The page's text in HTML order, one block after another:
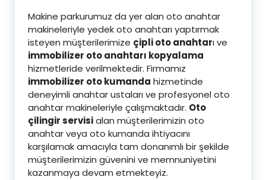
Makine parkurumuz da yer alan oto anahtar
makineleriyle yedek oto anahtarı yaptırmak
isteyen müşterilerimize çipli oto anahtarı ve
immobilizer oto anahtarı kopyalama
hizmetleride verilmektedir. Firmamız
immobilizer oto kumanda hizmetinde
deneyimli anahtar ustaları ve profesyonel oto
anahtar makineleriyle çalışmaktadır. Oto
çilingir servisialan müşterilerimizin oto
anahtar veya oto kumanda ihtiyacını
karşılamak amacıyla tam donanımlı bir şekilde
müşterilerimizin güvenini ve memnuniyetini
kazanmaya devam etmekteyiz.